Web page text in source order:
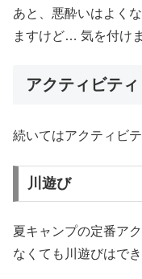
あと、悪酔いはよく
ますけど… 気を付け
アクティビティ
続いてはアクティビテ
川遊び
夏キャンプの定番ア
なくても川遊びはでき